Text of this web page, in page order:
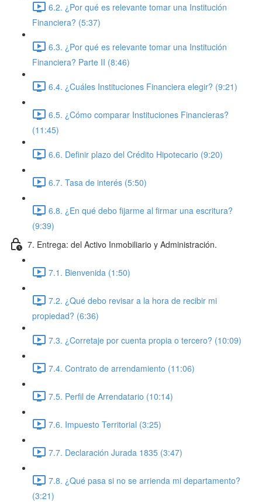
6.2. ¿Por qué es relevante tomar una Institución
Financiera? (5:37)
6.3. ¿Por qué es relevante tomar una Institución
Financiera? Parte II (8:46)
6.4. ¿Cuáles Instituciones Financiera elegir? (9:21)
6.5. ¿Cómo comparar Instituciones Financieras?
(11:45)
6.6. Definir plazo del Crédito Hipotecario (9:20)
6.7. Tasa de interés (5:50)
6.8. ¿En qué debo fijarme al firmar una escritura?
(9:39)
7. Entrega: del Activo Inmobiliario y Administración.
7.1. Bienvenida (1:50)
7.2. ¿Qué debo revisar a la hora de recibir mi
propiedad? (6:36)
7.3. ¿Corretaje por cuenta propia o tercero? (10:09)
7.4. Contrato de arrendamiento (11:06)
7.5. Perfil de Arrendatario (10:14)
7.6. Impuesto Territorial (3:25)
7.7. Declaración Jurada 1835 (3:47)
7.8. ¿Qué pasa si no se arrienda mi departamento?
(3:21)